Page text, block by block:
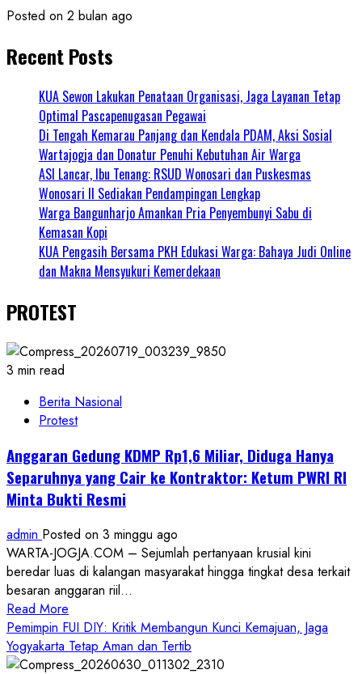
Posted on 2 bulan ago
Recent Posts
KUA Sewon Lakukan Penataan Organisasi, Jaga Layanan Tetap
Optimal Pascapenugasan Pegawai
Di Tengah Kemarau Panjang dan Kendala PDAM, Aksi Sosial
Wartajogja dan Donatur Penuhi Kebutuhan Air Warga
ASI Lancar, Ibu Tenang: RSUD Wonosari dan Puskesmas
Wonosari II Sediakan Pendampingan Lengkap
Warga Bangunharjo Amankan Pria Penyembunyi Sabu di
Kemasan Kopi
KUA Pengasih Bersama PKH Edukasi Warga: Bahaya Judi Online
dan Makna Mensyukuri Kemerdekaan
PROTEST
3 min read
Berita Nasional
Protest
Anggaran Gedung KDMP Rp1,6 Miliar, Diduga Hanya
Separuhnya yang Cair ke Kontraktor: Ketum PWRI RI
Minta Bukti Resmi
admin Posted on 3 minggu ago
WARTA-JOGJA.COM – Sejumlah pertanyaan krusial kini
beredar luas di kalangan masyarakat hingga tingkat desa terkait
besaran anggaran riil...
Read More
more
about
Anggaran
Pemimpin FUI DIY: Kritik Membangun Kunci Kemajuan, Jaga
Yogyakarta Tetap Aman dan Tertib